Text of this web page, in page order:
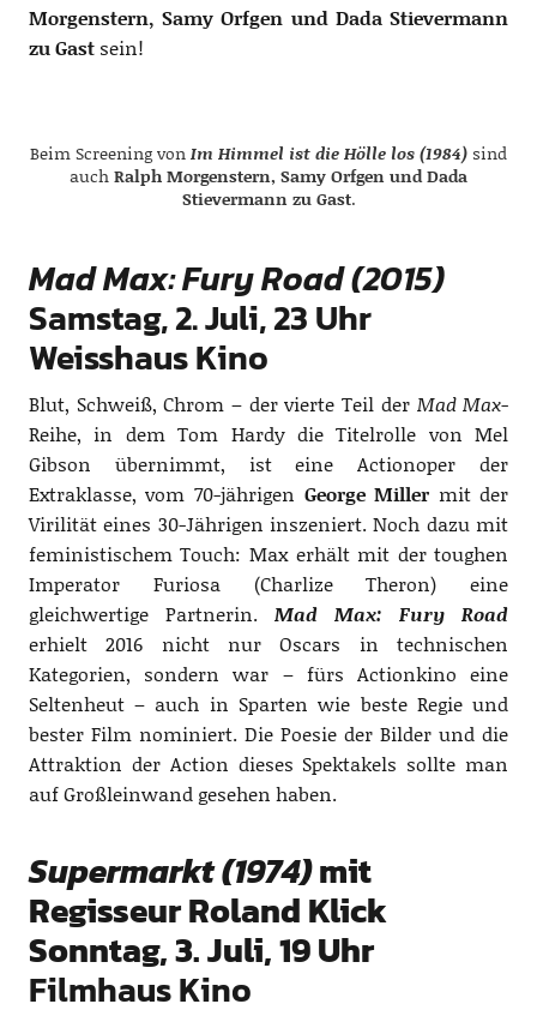
Morgenstern, Samy Orfgen und Dada Stievermann
zu Gastsein!
Beim Screening vonIm Himmel ist die Hölle los (1984) sind
auchRalph Morgenstern, Samy Orfgen und Dada
Stievermann zu Gast.
Mad Max: Fury Road(2015)
Samstag, 2. Juli, 23 Uhr
Weisshaus Kino
Blut, Schweiß, Chrom – der vierte Teil der Mad Max-
Reihe, in dem Tom Hardy die Titelrolle von Mel
Gibson übernimmt, ist eine Actionoper der
Extraklasse, vom 70-jährigen George Miller mit der
Virilität eines 30-Jährigen inszeniert. Noch dazu mit
feministischem Touch: Max erhält mit der toughen
Imperator Furiosa (Charlize Theron) eine
gleichwertige Partnerin. Mad Max: Fury Road
erhielt 2016 nicht nur Oscars in technischen
Kategorien, sondern war – fürs Actionkino eine
Seltenheut – auch in Sparten wie beste Regie und
bester Film nominiert. Die Poesie der Bilder und die
Attraktion der Action dieses Spektakels sollte man
auf Großleinwand gesehen haben.
Supermarkt (1974)mit
Regisseur Roland Klick
Sonntag, 3. Juli, 19 Uhr
Filmhaus Kino